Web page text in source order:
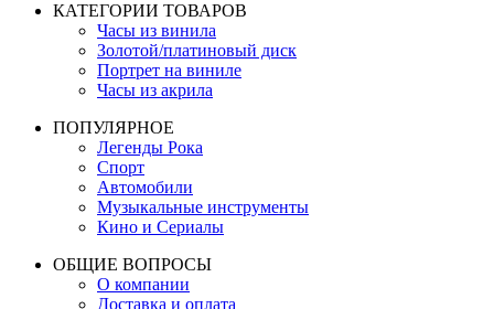
КАТЕГОРИИ ТОВАРОВ
Часы из винила
Золотой/платиновый диск
Портрет на виниле
Часы из акрила
ПОПУЛЯРНОЕ
Легенды Рока
Спорт
Автомобили
Музыкальные инструменты
Кино и Сериалы
ОБЩИЕ ВОПРОСЫ
О компании
Доставка и оплата